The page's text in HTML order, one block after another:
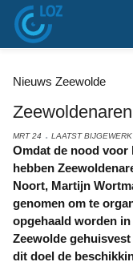
Nieuws Zeewolde
MRT 24 LAATST
Omdat de nood voor hun Oekraïnse medemensen hoog is,
hebben
Noort, Martijn
genomen om te
opgehaald worden
Zeewolde
dit doel de